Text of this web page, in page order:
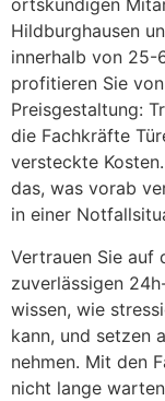
ortskundigen
Hildburghausen
innerhalb von 25-
profitieren Sie
Preisgestaltung:
die Fachkräfte
versteckte
das, was vorab
in einer
Vertrauen Sie auf
zuverlässigen
wissen, wie
kann, und setzen
nehmen. Mit den
nicht lange